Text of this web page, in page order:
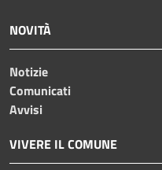
NOVITÀ
Notizie
Comunicati
Avvisi
VIVERE IL COMUNE